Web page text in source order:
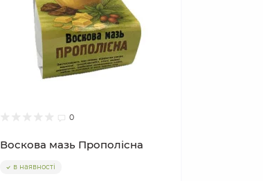
0
Воскова мазь Прополісна
в наявності